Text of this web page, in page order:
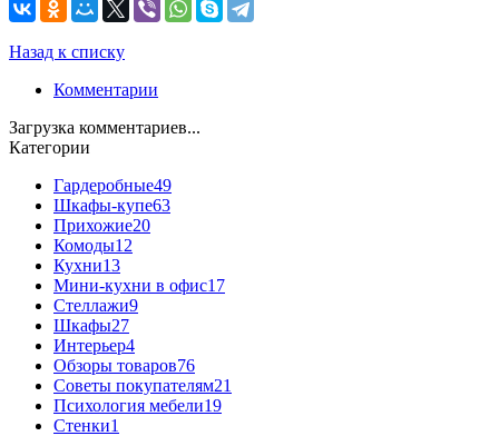
Назад к списку
Комментарии
Загрузка комментариев...
Категории
Гардеробные49
Шкафы-купе63
Прихожие20
Комоды12
Кухни13
Мини-кухни в офис17
Стеллажи9
Шкафы27
Интерьер4
Обзоры товаров76
Советы покупателям21
Психология мебели19
Стенки1